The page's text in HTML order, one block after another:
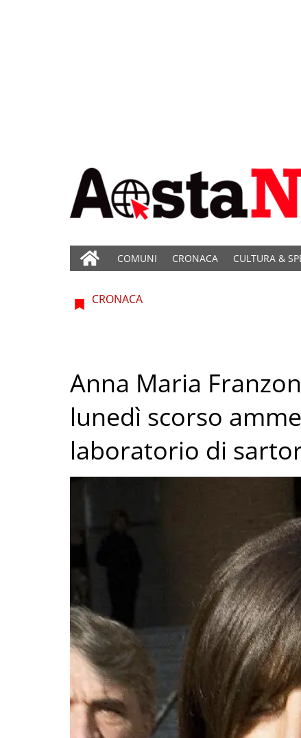
COMUNI CRONACA CULTURA &
CRONACA
Anna Maria
lunedì scorso
laboratorio di